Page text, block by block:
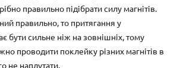
правильно підібрати силу магнітів.
правильно, то притягання у
бути сильне ніж на зовнішніх, тому
проводити поклейку різних магнітів в
не наплутати.